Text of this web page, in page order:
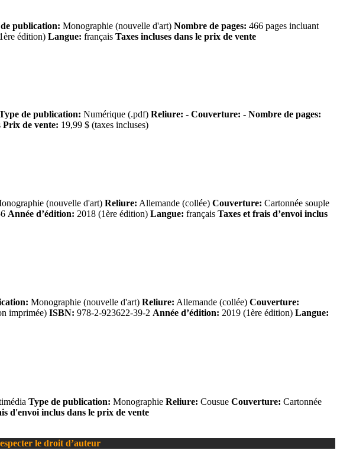
publication: Monographie (nouvelle d'art) Nombre de pages: 466 pages incluant
édition) Langue: français Taxes incluses dans le prix de vente
de publication: Numérique (.pdf) Reliure: - Couverture: - Nombre de pages:
Prix de vente: 19,99 $ (taxes incluses)
(nouvelle d'art) Reliure: Allemande (collée) Couverture: Cartonnée souple
Année d’édition: 2018 (1ère édition) Langue: français Taxes et frais d’envoi inclus
Monographie (nouvelle d'art) Reliure: Allemande (collée) Couverture:
imprimée) ISBN: 978-2-923622-39-2 Année d’édition: 2019 (1ère édition) Langue:
Type de publication: Monographie Reliure: Cousue Couverture: Cartonnée
d'envoi inclus dans le prix de vente
le droit d’auteur